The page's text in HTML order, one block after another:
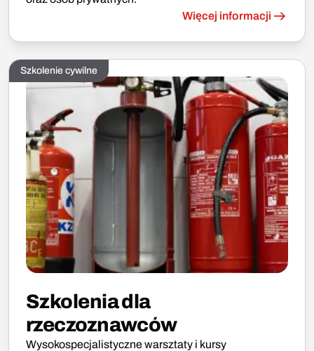
Więcej informacji
Szkolenie cywilne
Szkolenia dla
rzeczoznawców
Wysokospecjalistyczne warsztaty i kursy